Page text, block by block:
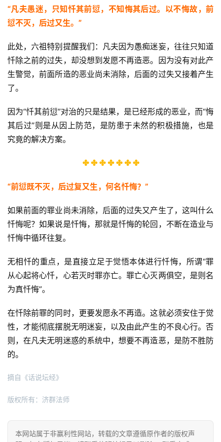
资
讯
僧
高
僧
谈
心
菩
提
专
益
“凡夫愚迷，只知忏其前愆，不知悔其后过。以不悔故，前
愆不灭，后过又生。”
此处，六祖特别提醒我们：凡夫因为愚痴迷妄，往往只知道
忏除之前的过失，却没想到发愿不再造恶。因为没有对此产
生警觉，前面所造的恶业尚未消除，后面的过失又接着产生
了。
因为“忏其前愆”对治的只是结果，是已经形成的恶业，而“悔
其后过”则是从因上防范，是防患于未然的积极措施，也是
究竟的解决方案。
✤ ✤ ✤ ✤ ✤ ✤ ✤
“前愆既不灭，后过复又生，何名忏悔？”
如果前面的罪业尚未消除，后面的过失又产生了，这叫什么
忏悔呢？如果说是忏悔，那就是忏悔的轮回，不断在造业与
忏悔中循环往复。
无相忏的重点，是直接立足于觉悟本体进行忏悔，所谓“罪
从心起将心忏，心若灭时罪亦亡。罪亡心灭两俱空，是则名
为真忏悔”。
在忏除前罪的同时，更要发愿永不再造。这就必须安住于觉
性，才能彻底摆脱无明迷妄，以及由此产生的不良心行。否
则，在凡夫无明迷惑的系统中，想要不再造恶，是防不胜防
的。
摘自《话说坛经》
版权所有：济群法师
本网站属于非赢利性网站，转载的文章遵循原作者的版权声